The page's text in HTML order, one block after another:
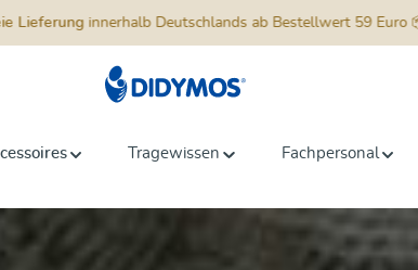
Lieferunginnerhalb Deutschlands ab Bestellwert 59 Euro
Tragewissen Fachpersonal